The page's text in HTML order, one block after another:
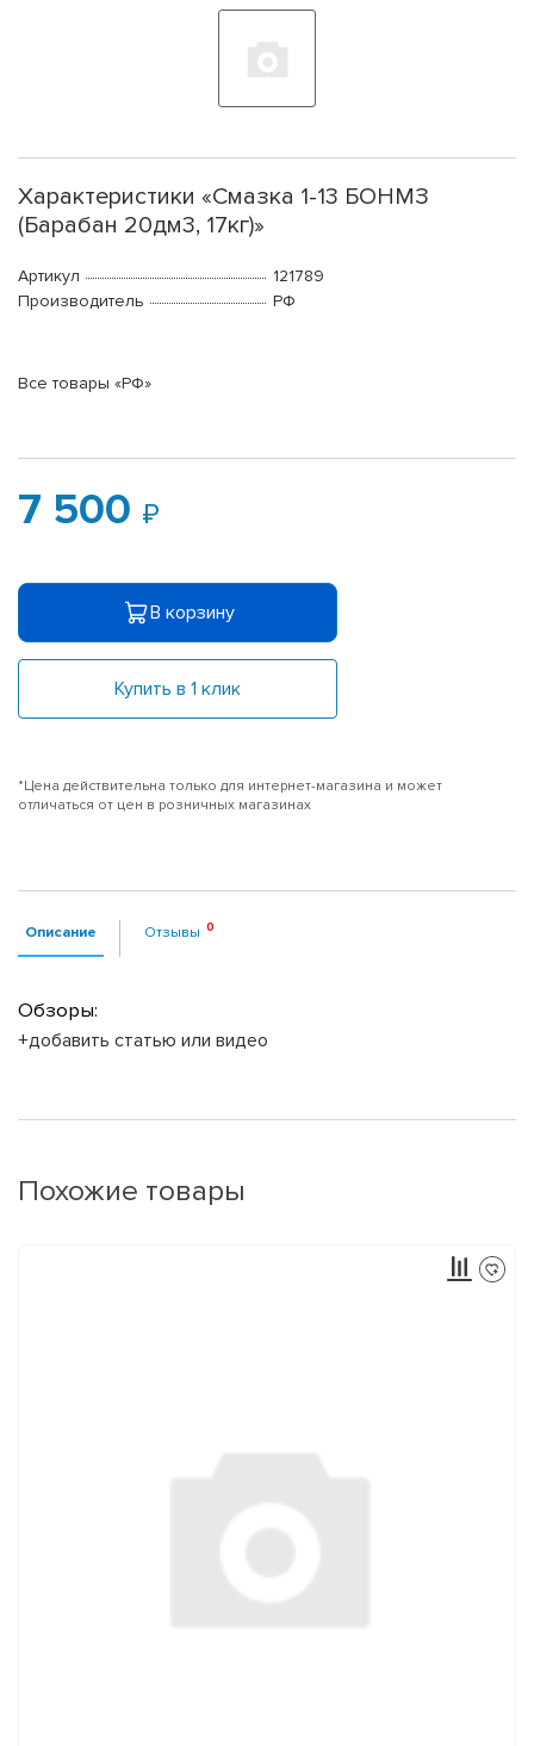
Характеристики «Смазка 1-13 БОНМЗ
(Барабан 20дм3, 17кг)»
Артикул
121789
Производитель
РФ
Все товары «РФ»
7 500
В корзину
Купить в 1 клик
*Цена действительна только для интернет-магазина и может
отличаться от цен в розничных магазинах
Описание Отзывы
Обзоры:
+добавить статью или видео
Похожие товары